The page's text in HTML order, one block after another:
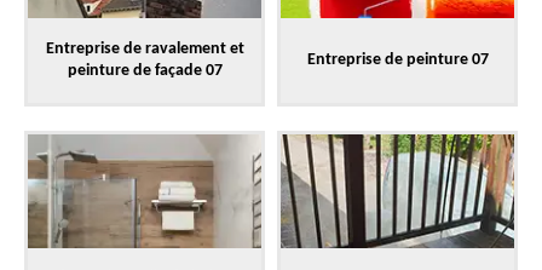
Entreprise de ravalement et
peinture de façade 07
Entreprise de peinture 07